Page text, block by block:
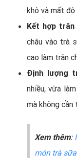
khô và mất độ
Kết hợp
châu vào trà
cao làm trân
Định lượng
nhiều, vừa
mà không cần
Xem thêm:
món trà